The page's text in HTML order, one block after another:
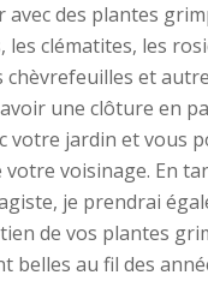
avec des plantes
les clématites, les
chèvrefeuilles et
une clôture en
votre jardin et vous
votre voisinage. En
je prendrai
de vos plantes
belles au fil des